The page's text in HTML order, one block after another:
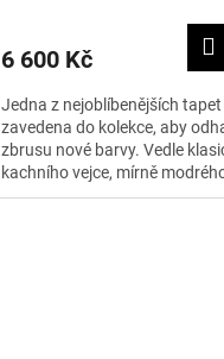
6 600 Kč
Jedna z nejoblíbenějších
zavedena do kolekce, aby
zbrusu nové barvy. Vedle
kachního vejce, mírně
krémového podkladu jsou